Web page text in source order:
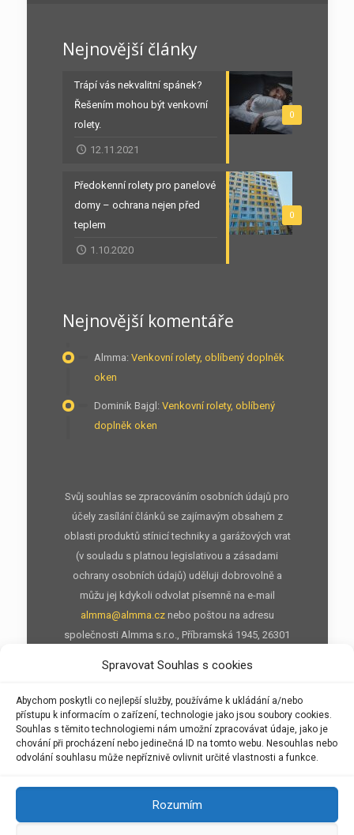
Spravovat Souhlas s cookies
Abychom poskytli co nejlepší služby, používáme k ukládání a/nebo
přístupu k informacím o zařízení, technologie jako jsou soubory cookies.
Souhlas s těmito technologiemi nám umožní zpracovávat údaje, jako je
chování při procházení nebo jedinečná ID na tomto webu. Nesouhlas nebo
odvolání souhlasu může nepříznivě ovlivnit určité vlastnosti a funkce.
Rozumím
Nejnovější články
0
Trápí vás nekvalitní spánek?
Řešením mohou být venkovní
rolety.
12.11.2021
0
Předokenní rolety pro panelové
domy – ochrana nejen před
teplem
1.10.2020
Nejnovější komentáře
Almma: Venkovní rolety, oblíbený doplněk
oken
Dominik Bajgl : Venkovní rolety, oblíbený
doplněk oken
Svůj souhlas se zpracováním osobních údajů pro
účely zasílání článků se zajímavým obsahem z
oblasti produktů stínicí techniky a garážových vrat
(v souladu s platnou legislativou a zásadami
ochrany osobních údajů) uděluji dobrovolně a
můžu jej kdykoli odvolat písemně na e-mail
almma@almma.cznebo poštou na adresu
společnosti Almma s.r.o., Příbramská 1945, 26301
odkazu v každé e-mailové kampani.